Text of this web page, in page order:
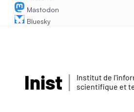
Mastodon
Bluesky
Inist
Institut de
scientifique et